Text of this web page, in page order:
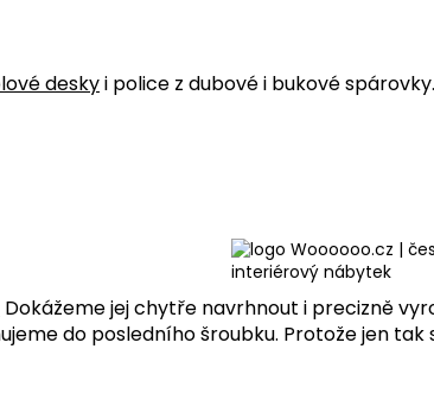
deskyi police z dubové i bukové
Dokážeme jej chytře navrhnout i precizně
do posledního šroubku. Protože jen